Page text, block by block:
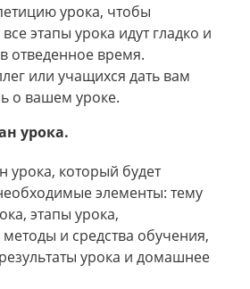
урока, чтобы
этапы урока идут гладко и
отведенное время.
или учащихся дать вам
о вашем уроке.
урока.
урока, который будет
элементы: тему
этапы урока,
и средства обучения,
урока и домашнее